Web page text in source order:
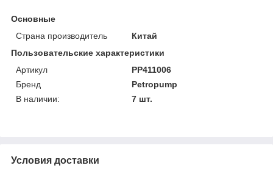
Основные
Страна производитель
Китай
Пользовательские характеристики
Артикул
PP411006
Бренд
Petropump
В наличии:
7 шт.
Условия доставки